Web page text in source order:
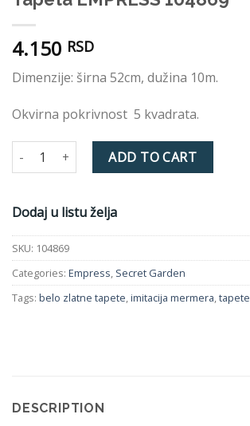
4.150 RSD
Dimenzije: širna 52cm, dužina 10m.
Okvirna pokrivnost 5 kvadrata.
Tapeta EMPRESS 104869 quantity
ADD TO CART
Dodaj u listu želja
SKU: 104869
Categories: Empress, Secret Garden
Tags: belo zlatne tapete,imitacija mermera,tapete
DESCRIPTION